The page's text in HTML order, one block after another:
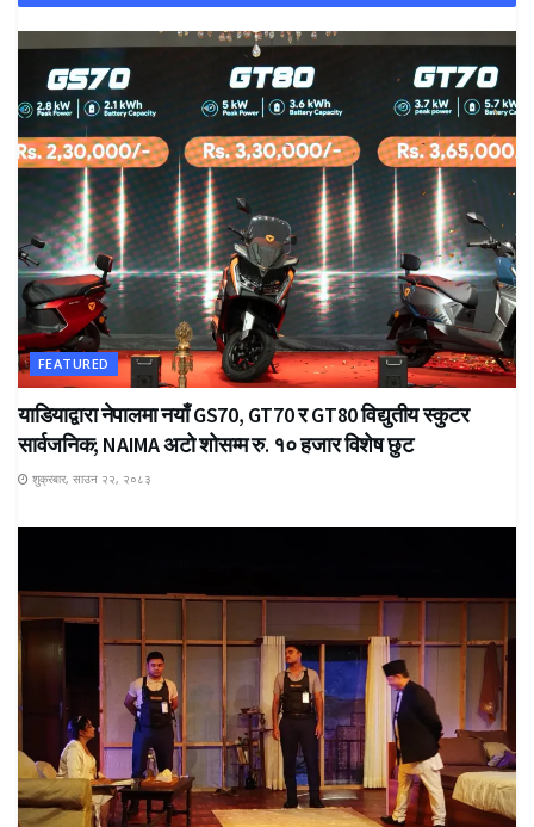
FEATURED
याडियाद्वारा नेपालमा नयाँ GS70, GT70 र GT80 विद्युतीय स्कुटर
सार्वजनिक; NAIMA अटो शोसम्म रु. १० हजार विशेष छुट
शुक्रबार, साउन २२, २०८३